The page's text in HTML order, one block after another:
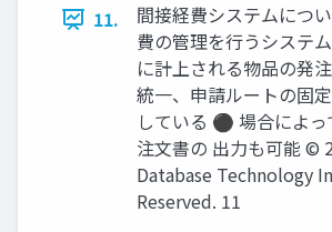
11.
間接経費システムにつ
費の管理を行うシステ
に計上される物品の発
統一、申請ルートの固
している ⚫ 場合によ
注文書の 出力も可能 ©
Database Technology
Reserved. 11